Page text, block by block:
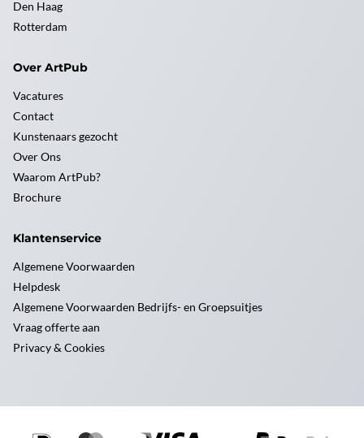
Den Haag
Rotterdam
Over ArtPub
Vacatures
Contact
Kunstenaars gezocht
Over Ons
Waarom ArtPub?
Brochure
Klantenservice
Algemene Voorwaarden
Helpdesk
Algemene Voorwaarden Bedrijfs- en Groepsuitjes
Vraag offerte aan
Privacy & Cookies